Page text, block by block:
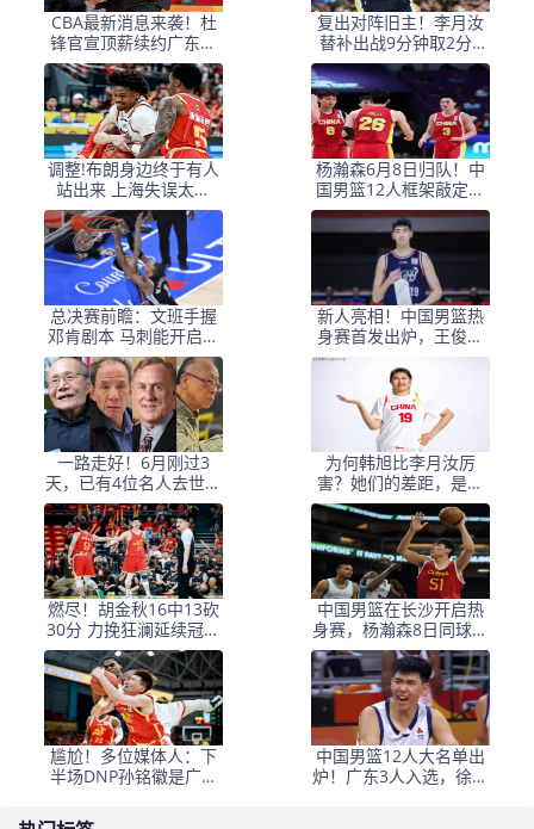
CBA最新消息来袭！杜
锋官宣顶薪续约广东男
篮，杨鸣婉拒执教北控
复出对阵旧主！李月汝
替补出战9分钟取2分2
板，飞翼大胜风暴斩获
三连胜
调整!布朗身边终于有人
站出来 上海失误太多
+犯规困扰
杨瀚森6月8日归队！中
国男篮12人框架敲定，
锋线王牌竟是他？
总决赛前瞻：文班手握
邓肯剧本 马刺能开启新
时代吗？
新人亮相！中国男篮热
身赛首发出炉，王俊杰
领衔+徐昕坐镇禁区
一路走好！6月刚过3
天，已有4位名人去世，
姚明等人发文悼念
为何韩旭比李月汝厉
害？她们的差距，是张
子宇选秀顺位暴跌的原
因
燃尽！胡金秋16中13砍
30分 力挽狂澜延续冠军
悬念
中国男篮在长沙开启热
身赛，杨瀚森8日同球队
会合
尴尬！多位媒体人：下
半场DNP孙铭徽是广厦
中国男篮12人大名单出
炉！广东3人入选，徐昕